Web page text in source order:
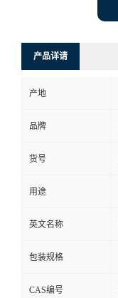
产品详请
产地
品牌
货号
用途
英文名称
包装规格
CAS编号